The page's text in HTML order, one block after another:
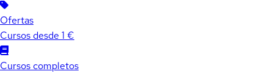
Ofertas
Cursos desde 1 €
Cursos completos